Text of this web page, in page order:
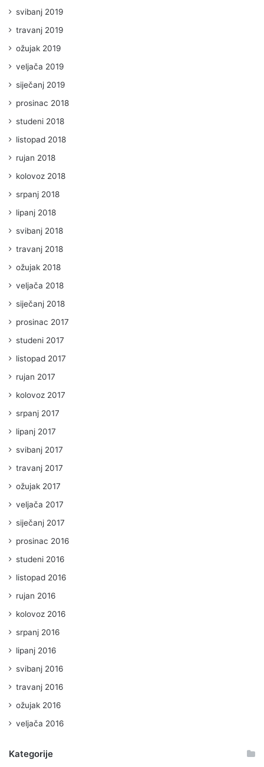
svibanj 2019
travanj 2019
ožujak 2019
veljača 2019
siječanj 2019
prosinac 2018
studeni 2018
listopad 2018
rujan 2018
kolovoz 2018
srpanj 2018
lipanj 2018
svibanj 2018
travanj 2018
ožujak 2018
veljača 2018
siječanj 2018
prosinac 2017
studeni 2017
listopad 2017
rujan 2017
kolovoz 2017
srpanj 2017
lipanj 2017
svibanj 2017
travanj 2017
ožujak 2017
veljača 2017
siječanj 2017
prosinac 2016
studeni 2016
listopad 2016
rujan 2016
kolovoz 2016
srpanj 2016
lipanj 2016
svibanj 2016
travanj 2016
ožujak 2016
veljača 2016
Kategorije